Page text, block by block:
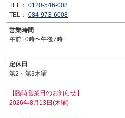
TEL： 0120-546-008
TEL： 084-973-6008
営業時間
午前10時〜午後7時
定休日
第2・第3木曜
【臨時営業日のお知らせ】
2026年8月13日(木曜)